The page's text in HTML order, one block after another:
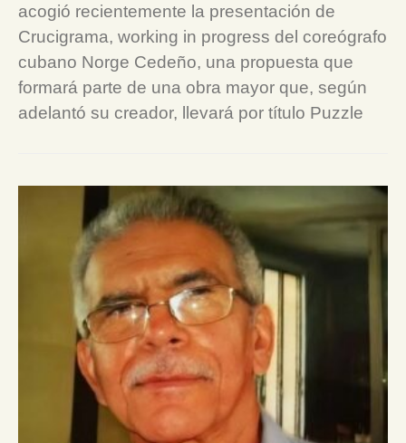
acogió recientemente la presentación de
Crucigrama, working in progress del coreógrafo
cubano Norge Cedeño, una propuesta que
formará parte de una obra mayor que, según
adelantó su creador, llevará por título Puzzle